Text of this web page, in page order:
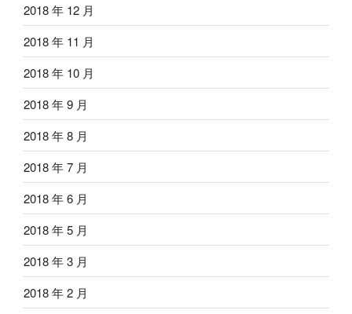
2018 年 12 月
2018 年 11 月
2018 年 10 月
2018 年 9 月
2018 年 8 月
2018 年 7 月
2018 年 6 月
2018 年 5 月
2018 年 3 月
2018 年 2 月